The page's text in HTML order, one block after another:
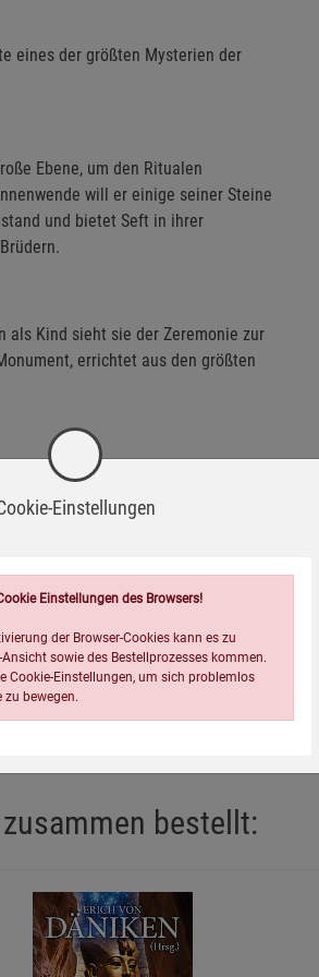
eines der größten Mysterien der
Ebene, um den Ritualen
will er einige seiner Steine
und bietet Seft in ihrer
als Kind sieht sie der Zeremonie zur
errichtet aus den größten
Lebenswerk. Doch als Dürre die
und eine grausame Gewalttat führt
schon immer für Geschichten über
außergewöhnlicher sein als der
bestellt:
Einstellungen
Einstellungen des Browsers!
der Browser-Cookies kann es zu
sowie des Bestellprozesses kommen.
Cookie-Einstellungen, um sich problemlos
zu bewegen.
(5)